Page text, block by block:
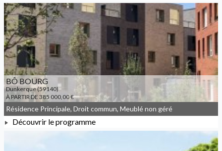
À PARTIR DE 140 480,00 €
BÔ BOURG
Dunkerque (59140)
À PARTIR DE 385 000,00 €
Résidence Principale, Droit commun, Meublé non géré
Découvrir le programme